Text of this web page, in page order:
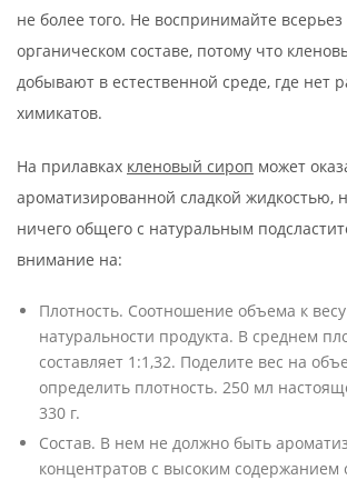
не более того. Не воспринимайте
органическом составе, потому что
добывают в естественной среде, где нет
химикатов.
На прилавках кленовый сироп может
ароматизированной сладкой
ничего общего с натуральным
внимание на:
Плотность. Соотношение объема к
натуральности продукта. В среднем
составляет 1:1,32. Поделите вес на
определить плотность. 250 мл
330 г.
Состав. В нем не должно быть
концентратов с высоким содержанием